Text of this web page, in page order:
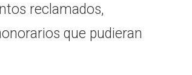
reclamados,
que pudieran